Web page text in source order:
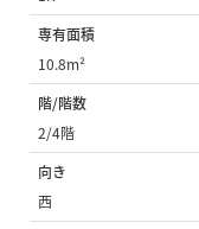
専有面積
10.8m²
階/階数
2/4階
向き
西